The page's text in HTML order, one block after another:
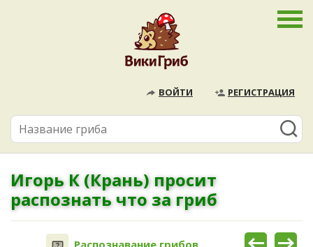
ВОЙТИ РЕГИСТРАЦИЯ
Игорь К (Крань) просит
распознать что за гриб
Распознавание грибов